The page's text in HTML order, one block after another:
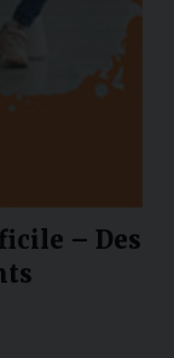
– Des